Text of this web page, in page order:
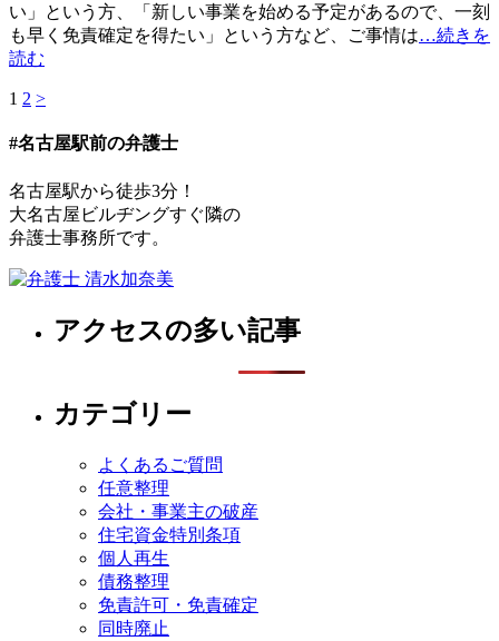
い」という方、「新しい事業を始める予定があるので、一刻
も早く免責確定を得たい」という方など、ご事情は…続きを
読む
1 2 >
#名古屋駅前の弁護士
名古屋駅から徒歩3分！
大名古屋ビルヂングすぐ隣の
弁護士事務所です。
アクセスの多い記事
カテゴリー
よくあるご質問
任意整理
会社・事業主の破産
住宅資金特別条項
個人再生
債務整理
免責許可・免責確定
同時廃止